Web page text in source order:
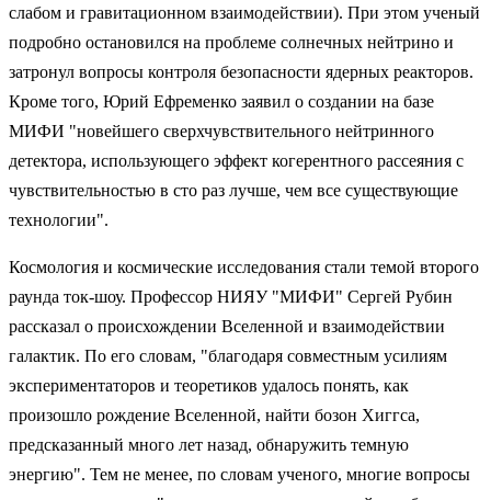
слабом и гравитационном взаимодействии). При этом ученый
подробно остановился на проблеме солнечных нейтрино и
затронул вопросы контроля безопасности ядерных реакторов.
Кроме того, Юрий Ефременко заявил о создании на базе
МИФИ "новейшего сверхчувствительного нейтринного
детектора, использующего эффект когерентного рассеяния с
чувствительностью в сто раз лучше, чем все существующие
технологии".
Космология и космические исследования стали темой второго
раунда ток-шоу. Профессор НИЯУ "МИФИ" Сергей Рубин
рассказал о происхождении Вселенной и взаимодействии
галактик. По его словам, "благодаря совместным усилиям
экспериментаторов и теоретиков удалось понять, как
произошло рождение Вселенной, найти бозон Хиггса,
предсказанный много лет назад, обнаружить темную
энергию". Тем не менее, по словам ученого, многие вопросы